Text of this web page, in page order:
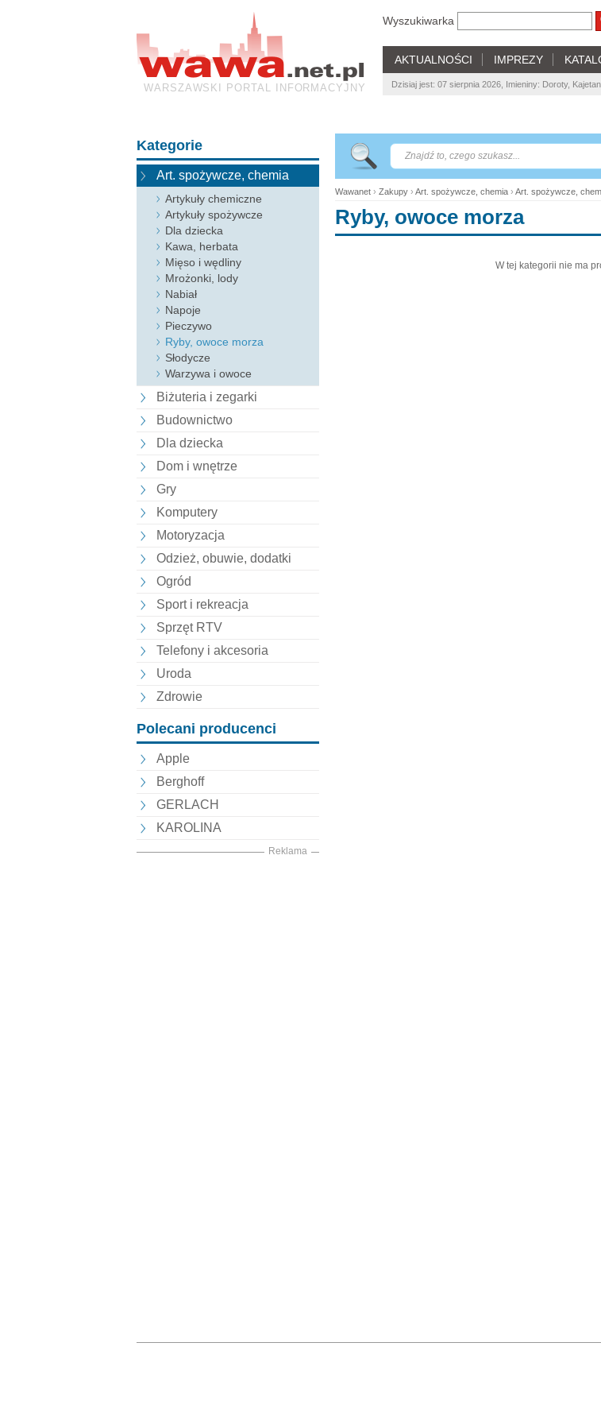
WARSZAWSKI PORTAL INFORMACYJNY
Wyszukiwarka
AKTUALNOŚCI IMPREZY
Dzisiaj jest: 07 sierpnia 2026, Imieniny: Doroty,
Kategorie
Art. spożywcze, chemia
Artykuły chemiczne
Artykuły spożywcze
Dla dziecka
Kawa, herbata
Mięso i wędliny
Mrożonki, lody
Nabiał
Napoje
Pieczywo
Ryby, owoce morza
Słodycze
Warzywa i owoce
Biżuteria i zegarki
Budownictwo
Dla dziecka
Dom i wnętrze
Gry
Komputery
Motoryzacja
Odzież, obuwie, dodatki
Ogród
Sport i rekreacja
Sprzęt RTV
Telefony i akcesoria
Uroda
Zdrowie
Polecani producenci
Apple
Berghoff
GERLACH
KAROLINA
Reklama
Wawanet › Zakupy › Art. spożywcze, chemia › Art. spożywcze,
Ryby, owoce morza
W tej kategorii nie ma